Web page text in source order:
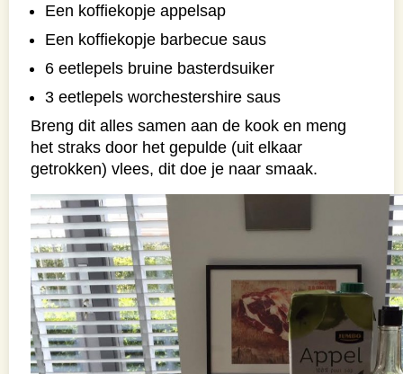
Een koffiekopje appelsap
Een koffiekopje barbecue saus
6 eetlepels bruine basterdsuiker
3 eetlepels worchestershire saus
Breng dit alles samen aan de kook en meng
het straks door het gepulde (uit elkaar
getrokken) vlees, dit doe je naar smaak.